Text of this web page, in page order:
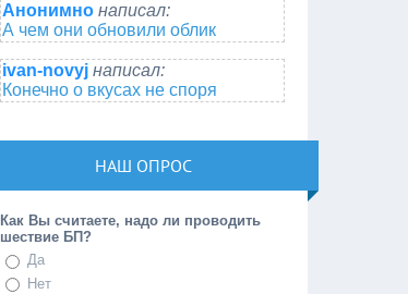
Анонимно написал:
А чем они обновили облик
ivan-novyj написал:
Конечно о вкусах не споря
НАШ ОПРОС
Как Вы считаете, надо ли проводить
шествие БП?
Да
Нет